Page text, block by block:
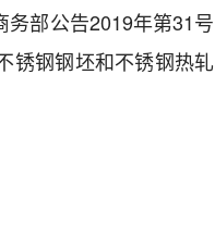
务部公告2019年第31号
锈钢钢坯和不锈钢热轧